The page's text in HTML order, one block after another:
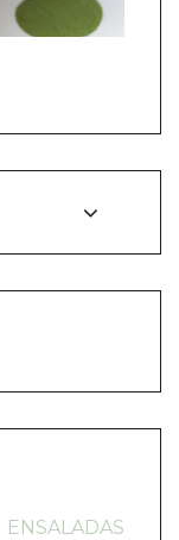
ENSALADAS